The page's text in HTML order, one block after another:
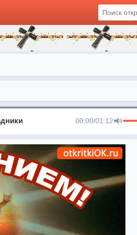
00:00/01:12